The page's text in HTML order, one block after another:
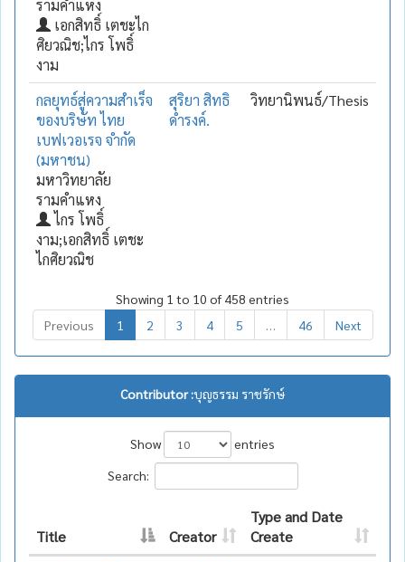
รามคำแหง
เอกสิทธิ์ เตชะไก
ศิยวณิช;ไกร โพธิ์
งาม
กลยุทธ์สู่ความสำเร็จ
ของบริษัท ไทย
เบฟเวอเรจ จำกัด
(มหาชน)
มหาวิทยาลัย
รามคำแหง
ไกร โพธิ์
งาม;เอกสิทธิ์ เตชะ
ไกศิยวณิช
สุริยา สิทธิ
ดำรงค์.
วิทยานิพนธ์/Thesis
Showing 1 to 10 of 458 entries
Previous
1 2 3 4 5 46 Next
Contributor :บุญธรรม ราชรักษ์
Show
entries
Search:
Title Creator
Type and Date
Create